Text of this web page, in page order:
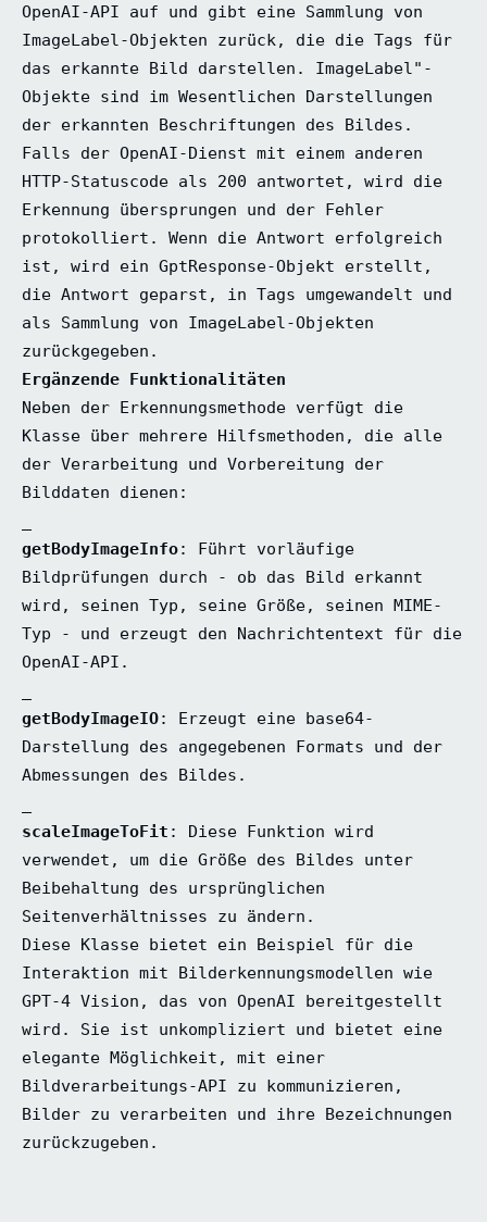
OpenAI-API auf und gibt eine Sammlung von
ImageLabel-Objekten zurück, die die Tags für
das erkannte Bild darstellen. ImageLabel"-
Objekte sind im Wesentlichen Darstellungen
der erkannten Beschriftungen des Bildes.
Falls der OpenAI-Dienst mit einem anderen
HTTP-Statuscode als 200 antwortet, wird die
Erkennung übersprungen und der Fehler
protokolliert. Wenn die Antwort erfolgreich
ist, wird ein GptResponse-Objekt erstellt,
die Antwort geparst, in Tags umgewandelt und
als Sammlung von ImageLabel-Objekten
zurückgegeben.
Ergänzende Funktionalitäten
Neben der Erkennungsmethode verfügt die
Klasse über mehrere Hilfsmethoden, die alle
der Verarbeitung und Vorbereitung der
Bilddaten dienen:
getBodyImageInfo: Führt vorläufige
Bildprüfungen durch - ob das Bild erkannt
wird, seinen Typ, seine Größe, seinen MIME-
Typ - und erzeugt den Nachrichtentext für die
OpenAI-API.
getBodyImageIO: Erzeugt eine base64-
Darstellung des angegebenen Formats und der
Abmessungen des Bildes.
scaleImageToFit : Diese Funktion wird
verwendet, um die Größe des Bildes unter
Beibehaltung des ursprünglichen
Seitenverhältnisses zu ändern.
Diese Klasse bietet ein Beispiel für die
Interaktion mit Bilderkennungsmodellen wie
GPT-4 Vision, das von OpenAI bereitgestellt
wird. Sie ist unkompliziert und bietet eine
elegante Möglichkeit, mit einer
Bildverarbeitungs-API zu kommunizieren,
Bilder zu verarbeiten und ihre Bezeichnungen
zurückzugeben.